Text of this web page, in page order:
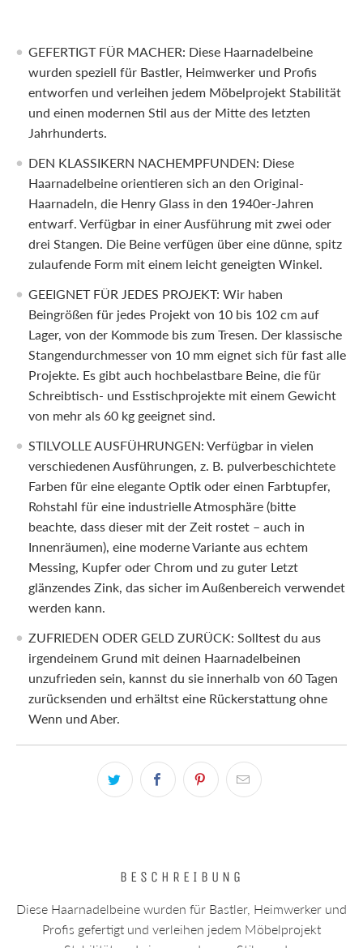
GEFERTIGT FÜR MACHER: Diese Haarnadelbeine
wurden speziell für Bastler, Heimwerker und Profis
entworfen und verleihen jedem Möbelprojekt Stabilität
und einen modernen Stil aus der Mitte des letzten
Jahrhunderts.
DEN KLASSIKERN NACHEMPFUNDEN: Diese
Haarnadelbeine orientieren sich an den Original-
Haarnadeln, die Henry Glass in den 1940er-Jahren
entwarf. Verfügbar in einer Ausführung mit zwei oder
drei Stangen. Die Beine verfügen über eine dünne, spitz
zulaufende Form mit einem leicht geneigten Winkel.
GEEIGNET FÜR JEDES PROJEKT: Wir haben
Beingrößen für jedes Projekt von 10 bis 102 cm auf
Lager, von der Kommode bis zum Tresen. Der klassische
Stangendurchmesser von 10 mm eignet sich für fast alle
Projekte. Es gibt auch hochbelastbare Beine, die für
Schreibtisch- und Esstischprojekte mit einem Gewicht
von mehr als 60 kg geeignet sind.
STILVOLLE AUSFÜHRUNGEN: Verfügbar in vielen
verschiedenen Ausführungen, z. B. pulverbeschichtete
Farben für eine elegante Optik oder einen Farbtupfer,
Rohstahl für eine industrielle Atmosphäre (bitte
beachte, dass dieser mit der Zeit rostet – auch in
Innenräumen), eine moderne Variante aus echtem
Messing, Kupfer oder Chrom und zu guter Letzt
glänzendes Zink, das sicher im Außenbereich verwendet
werden kann.
ZUFRIEDEN ODER GELD ZURÜCK: Solltest du aus
irgendeinem Grund mit deinen Haarnadelbeinen
unzufrieden sein, kannst du sie innerhalb von 60 Tagen
zurücksenden und erhältst eine Rückerstattung ohne
Wenn und Aber.
BESCHREIBUNG
Diese Haarnadelbeine wurden für Bastler, Heimwerker und
Profis gefertigt und verleihen jedem Möbelprojekt